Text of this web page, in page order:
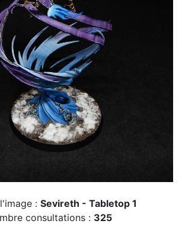
: Sevireth - Tabletop 1
consultations : 325